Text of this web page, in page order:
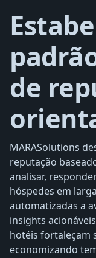
de
MARASolutions
reputação
analisar,
hóspedes em
automatizadas a
insights
hotéis fortaleçam
economizando